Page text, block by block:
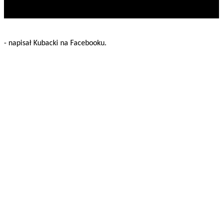
- napisał Kubacki na Facebooku.